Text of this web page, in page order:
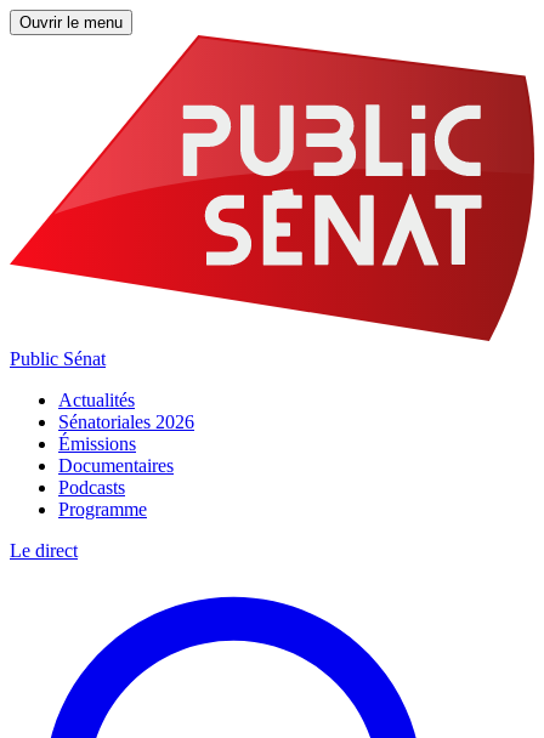
Ouvrir le menu
Public Sénat
Actualités
Sénatoriales 2026
Émissions
Documentaires
Podcasts
Programme
Le direct